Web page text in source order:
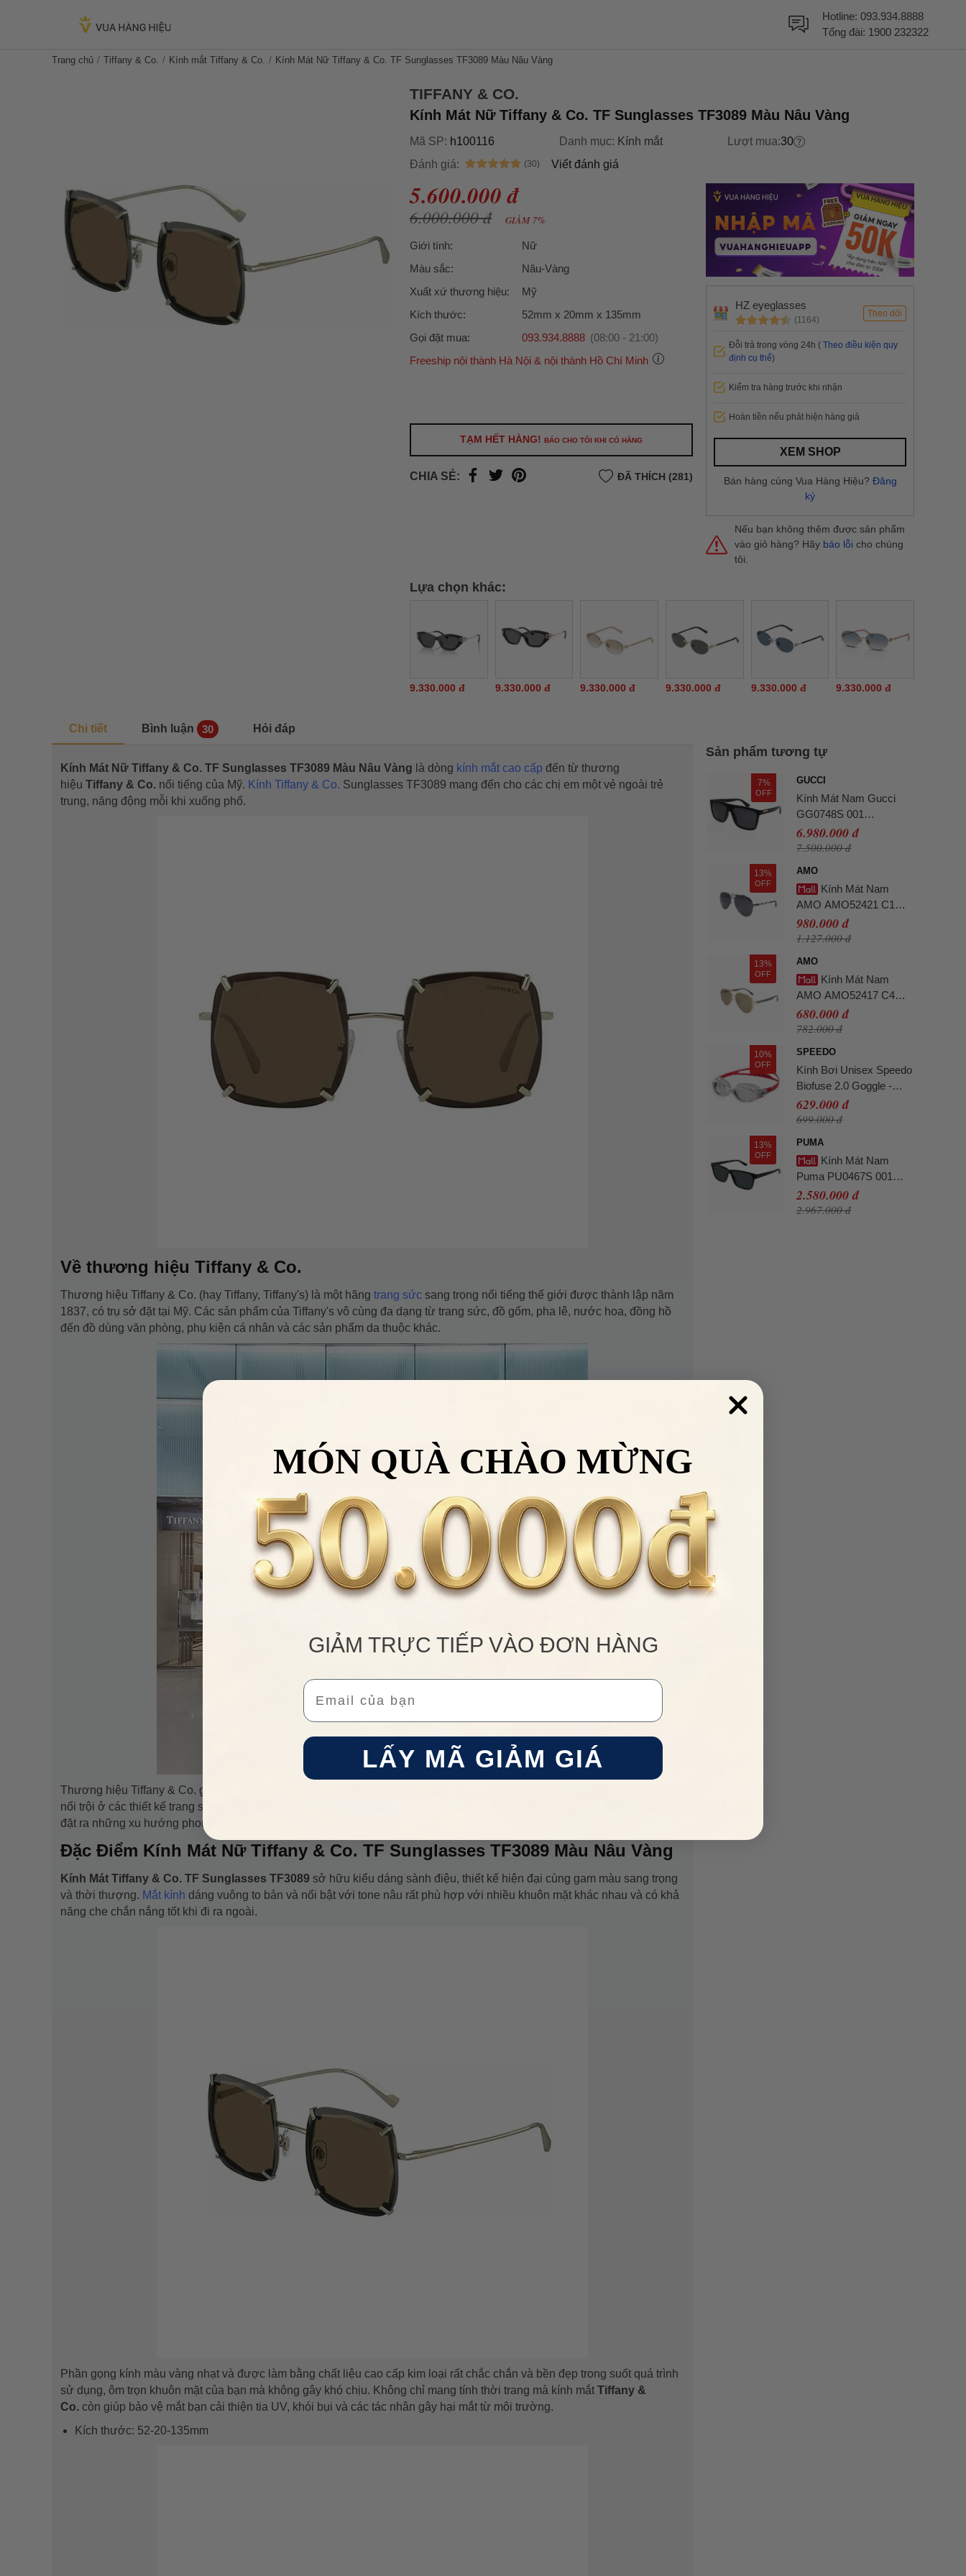
Hotline: 093.934.8888
Tổng đài: 1900 232322
Trang chủ Tiffany & Co. Kính mắt Tiffany & Co. Kính Mát Nữ Tiffany & Co. TF Sunglasses TF3089 Màu Nâu Vàng
TIFFANY & CO.
Kính Mát Nữ Tiffany & Co. TF Sunglasses TF3089 Màu Nâu Vàng
Mã SP: h100116 Danh mục: Kính mắt Lượt mua:30
Đánh giá:
Viết đánh giá
5.600.000 đ
6.000.000 đ GIẢM 7%
Giới tính:
Nữ
Màu sắc:
Nâu-Vàng
Xuất xứ thương hiệu:
Mỹ
Kích thước:
52mm x 20mm x 135mm
Gọi đặt mua:
093.934.8888 (08:00 - 21:00)
Freeship nội thành Hà Nội & nội thành Hồ Chí Minh
Hồ Chí Minh).
thành
Hồ Chí Minh
trong ngày hoặc Đơn hàng giao hỏa tốc theo yêu cầu
TẠM HẾT HÀNG! BÁO CHO TÔI KHI CÓ HÀNG
CHIA SẺ: ĐÃ THÍCH (281)
Lựa chọn khác:
9.330.000 đ 9.330.000 đ 9.330.000 đ 9.330.000 đ 9.330.000 đ 9.330.000 đ
Chi tiết Bình luận 30 Hỏi đáp
Kính Mát Nữ Tiffany & Co. TF Sunglasses TF3089 Màu Nâu Vàng là dòng kính mắt cao cấp đến từ thương
hiệu Tiffany & Co. nổi tiếng của Mỹ. Kính Tiffany & Co. Sunglasses TF3089 mang đến cho các chị em một vẻ ngoài trẻ
trung, năng động mỗi khi xuống phố.
Về thương hiệu Tiffany & Co.
Thương hiệu Tiffany & Co. (hay Tiffany, Tiffany's) là một hãng trang sức sang trọng nổi tiếng thế giới được thành lập năm
1837, có trụ sở đặt tại Mỹ. Các sản phẩm của Tiffany's vô cùng đa dạng từ trang sức, đồ gốm, pha lê, nước hoa, đồng hồ
đến đồ dùng văn phòng, phụ kiện cá nhân và các sản phẩm da thuộc khác.
Thương hiệu Tiffany & Co. ghi vào lòng tín đồ thời trang trên thế giới ấn tượng về một thương hiệu sang trọng, cao cấp và
nổi trội ở các thiết kế trang sức kim cương. Tiffany & Co. tự chọn sứ mệnh cho thương hiệu là dẫn đầu trong thẩm mỹ và
đặt ra những xu hướng phong cách cộp mác Tiffany’s.
Đặc Điểm Kính Mát Nữ Tiffany & Co. TF Sunglasses TF3089 Màu Nâu Vàng
Kính Mát Tiffany & Co. TF Sunglasses TF3089 sở hữu kiểu dáng sành điệu, thiết kế hiện đại cùng gam màu sang trọng
và thời thượng. Mắt kính dáng vuông to bản và nổi bật với tone nâu rất phù hợp với nhiều khuôn mặt khác nhau và có khả
năng che chắn nắng tốt khi đi ra ngoài.
Phần gọng kính màu vàng nhạt và được làm bằng chất liệu cao cấp kim loại rất chắc chắn và bền đẹp trong suốt quá trình
sử dụng, ôm trọn khuôn mặt của bạn mà không gây khó chịu. Không chỉ mang tính thời trang mà kính mắt Tiffany &
Co. còn giúp bảo vệ mắt bạn cải thiện tia UV, khói bụi và các tác nhân gây hại mắt từ môi trường.
Kích thước: 52-20-135mm
Sản phẩm tương tự
7%
OFF
GUCCI
Kính Mát Nam Gucci
GG0748S 001
Sunglasses Màu Đen
6.980.000 đ
7.500.000 đ
13%
OFF
AMO
Kính Mát Nam
AMO AMO52421 C1
Màu Đen Xám
980.000 đ
1.127.000 đ
13%
OFF
AMO
Kính Mát Nam
AMO AMO52417 C4
Màu Nâu
680.000 đ
782.000 đ
10%
OFF
SPEEDO
Kính Bơi Unisex Speedo
Biofuse 2.0 Goggle -
Red Màu Đỏ
629.000 đ
699.000 đ
13%
OFF
PUMA
Kính Mát Nam
Puma PU0467S 001
Màu Đen
2.580.000 đ
2.967.000 đ
HZ eyeglasses
(1164)
Theo dõi
Đỗi trả trong vòng 24h ( Theo điều kiện quy
định cụ thể)
Kiểm tra hàng trước khi nhận
Hoàn tiền nếu phát hiện hàng giả
XEM SHOP
Bán hàng cùng Vua Hàng Hiệu? Đăng
ký
Nếu bạn không thêm được sản phẩm
vào giỏ hàng? Hãy báo lỗi cho chúng
tôi.
MÓN QUÀ CHÀO MỪNG
GIẢM TRỰC TIẾP VÀO ĐƠN HÀNG
Email
LẤY MÃ GIẢM GIÁ